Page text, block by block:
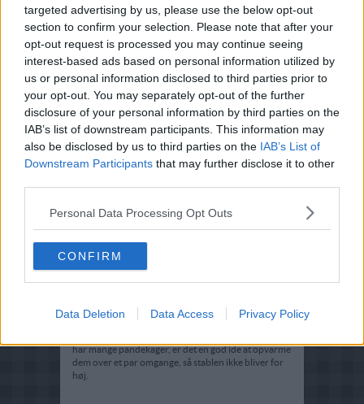
targeted advertising by us, please use the below opt-out
section to confirm your selection. Please note that after your
opt-out request is processed you may continue seeing
interest-based ads based on personal information utilized by
us or personal information disclosed to third parties prior to
your opt-out. You may separately opt-out of the further
disclosure of your personal information by third parties on the
IAB’s list of downstream participants. This information may
also be disclosed by us to third parties on the IAB’s List of
Downstream Participants that may further disclose it to other
Personal Data Processing Opt Outs
CONFIRM
Data Deletion Data Access Privacy Policy
Hvor lang tid kan pandekager holde
sig i køleskabet?
Pandekager kan fint holde sig et par dage i
køleskabet.
Hvordan bager man pandekager?
Forvarm en pande på middelvarme, tilsæt en klat
smør og bag pandekagen på begge sider, indtil
overfladen er gylden og lysebrun.
Pisk æg og mel sammen, hvorefter du tilsætter
Hvordan varmer man pandekager i
Forvarm ovnen til 150 grader og læg dine
har mange pandekager, er det en god ide at opvarme
dem over et par omgange, så stablen ikke bliver for
høj.